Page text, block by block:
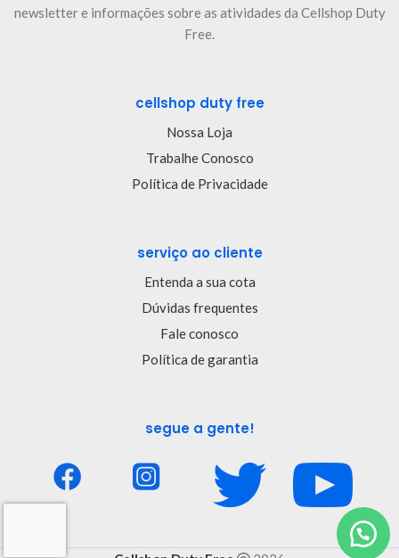
newsletter e informações sobre as atividades da Cellshop Duty
Free.
cellshop duty free
Nossa Loja
Trabalhe Conosco
Política de Privacidade
serviço ao cliente
Entenda a sua cota
Dúvidas frequentes
Fale conosco
Política de garantia
segue a gente!